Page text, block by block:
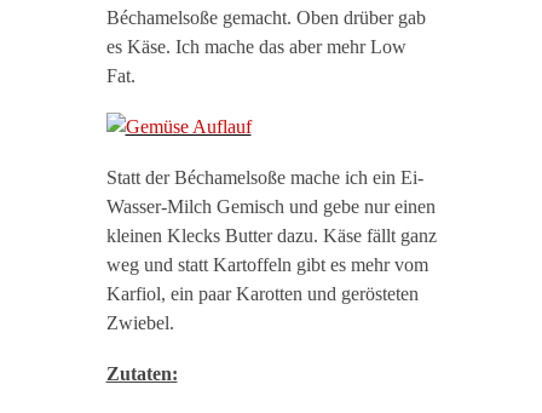
Béchamelsoße gemacht. Oben drüber gab
es Käse. Ich mache das aber mehr Low
Fat.
Statt der Béchamelsoße mache ich ein Ei-
Wasser-Milch Gemisch und gebe nur einen
kleinen Klecks Butter dazu. Käse fällt ganz
weg und statt Kartoffeln gibt es mehr vom
Karfiol, ein paar Karotten und gerösteten
Zwiebel.
Zutaten: